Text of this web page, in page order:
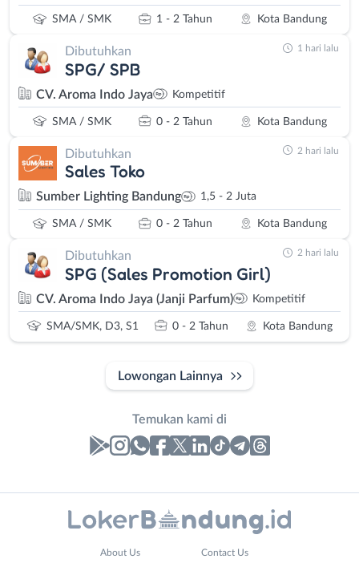
SMA / SMK 1 - 2 Tahun Kota Bandung
Dibutuhkan
SPG/ SPB
CV. Aroma Indo Jaya Kompetitif
SMA / SMK 0 - 2 Tahun Kota Bandung
1 hari lalu
Dibutuhkan
Sales Toko
Sumber Lighting Bandung 1,5 - 2 Juta
SMA / SMK 0 - 2 Tahun Kota Bandung
2 hari lalu
Dibutuhkan
SPG (Sales Promotion Girl)
CV. Aroma Indo Jaya (Janji Parfum) Kompetitif
SMA/SMK, D3, S1 0 - 2 Tahun Kota Bandung
2 hari lalu
Lowongan Lainnya
Temukan kami di
Lowongan
About Us Contact Us